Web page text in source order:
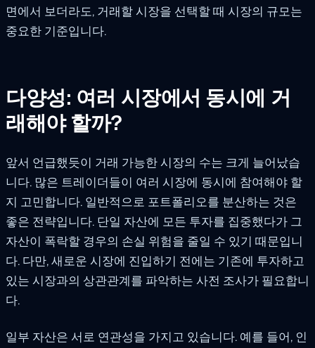
면에서 보더라도, 거래할 시장을 선택할 때 시장의 규모는
중요한 기준입니다.
다양성: 여러 시장에서 동시에 거
래해야 할까?
앞서 언급했듯이 거래 가능한 시장의 수는 크게 늘어났습
니다. 많은 트레이더들이 여러 시장에 동시에 참여해야 할
지 고민합니다. 일반적으로 포트폴리오를 분산하는 것은
좋은 전략입니다. 단일 자산에 모든 투자를 집중했다가 그
자산이 폭락할 경우의 손실 위험을 줄일 수 있기 때문입니
다. 다만, 새로운 시장에 진입하기 전에는 기존에 투자하고
있는 시장과의 상관관계를 파악하는 사전 조사가 필요합니
다.
일부 자산은 서로 연관성을 가지고 있습니다. 예를 들어, 인